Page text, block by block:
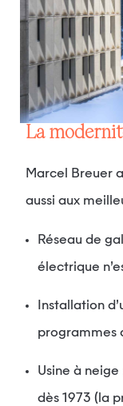
La
Marcel Breuer a eu recours à son imagination, mais
aussi aux
Réseau de
électrique
Installation
programmes
Usine à
dès 1973 (la